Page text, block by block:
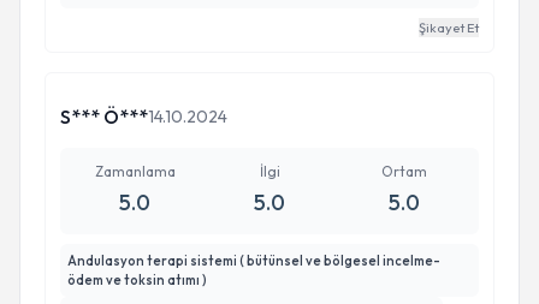
Şikayet Et
S*** Ö***14.10.2024
Zamanlama
5.0
İlgi
5.0
Ortam
5.0
Andulasyon terapi sistemi ( bütünsel ve bölgesel incelme-
ödem ve toksin atımı )